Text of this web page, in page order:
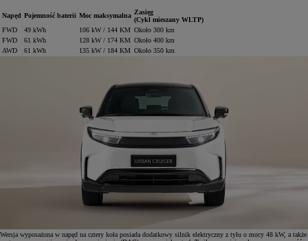
Napęd Pojemność baterii Moc maksymalna Zasięg
(Cykl mieszany WLTP)
FWD
49 kWh 106 kW / 144 KM Około 300 km
FWD
61 kWh 128 kW / 174 KM Około 400 km
AWD
61 kWh 135 kW / 184 KM Około 350 km
Wersja wyposażona w napęd na cztery koła posiada dodatkowy silnik elektryczny z tyłu o mocy 48 kW, a także